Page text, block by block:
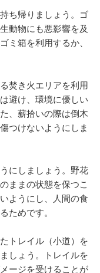
ち帰りましょう。ゴ
動物にも悪影響を及
ミ箱を利用するか、
焚き火エリアを利用
避け、環境に優しい
、薪拾いの際は倒木
つけないようにしま
にしましょう。野花
ままの状態を保つこ
ようにし、人間の食
ためです。
トレイル（小道）を
しょう。トレイルを
ージを受けることが